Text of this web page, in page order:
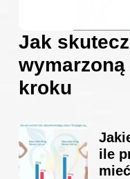
Jak
kroku
ile